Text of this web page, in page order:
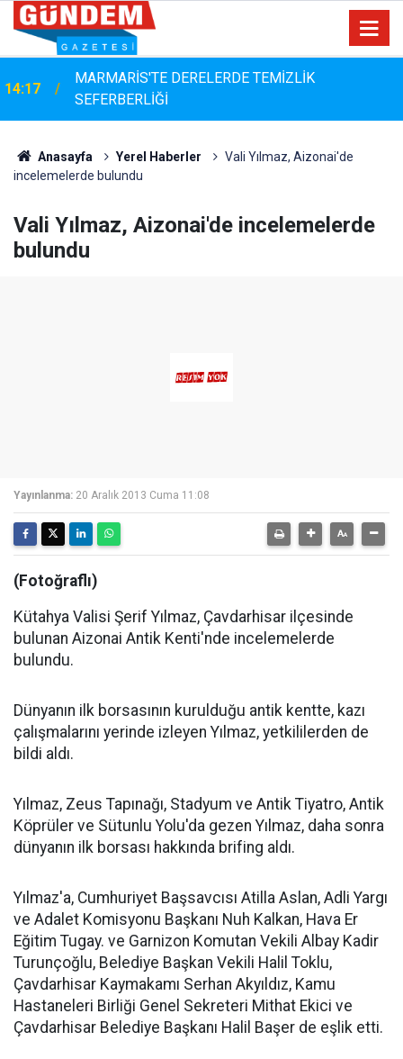
14:17
MARMARİS'TE DERELERDE TEMİZLİK
SEFERBERLİĞİ
Anasayfa Yerel Haberler
Vali Yılmaz, Aizonai'de
incelemelerde bulundu
Vali Yılmaz, Aizonai'de incelemelerde
bulundu
Yayınlanma: 20 Aralık 2013 Cuma 11:08
(Fotoğraflı)
Kütahya Valisi Şerif Yılmaz, Çavdarhisar ilçesinde
bulunan Aizonai Antik Kenti'nde incelemelerde
bulundu.
Dünyanın ilk borsasının kurulduğu antik kentte, kazı
çalışmalarını yerinde izleyen Yılmaz, yetkililerden de
bildi aldı.
Yılmaz, Zeus Tapınağı, Stadyum ve Antik Tiyatro, Antik
Köprüler ve Sütunlu Yolu'da gezen Yılmaz, daha sonra
dünyanın ilk borsası hakkında brifing aldı.
Yılmaz'a, Cumhuriyet Başsavcısı Atilla Aslan, Adli Yargı
ve Adalet Komisyonu Başkanı Nuh Kalkan, Hava Er
Eğitim Tugay. ve Garnizon Komutan Vekili Albay Kadir
Turunçoğlu, Belediye Başkan Vekili Halil Toklu,
Çavdarhisar Kaymakamı Serhan Akyıldız, Kamu
Hastaneleri Birliği Genel Sekreteri Mithat Ekici ve
Çavdarhisar Belediye Başkanı Halil Başer de eşlik etti.